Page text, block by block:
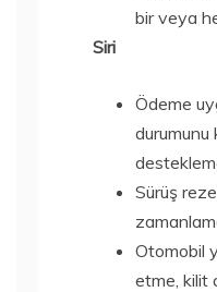
bir veya
Siri
Ödeme
Sürüş
Otomobil
etme, kilit